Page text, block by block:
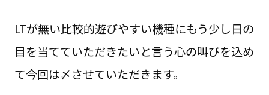
LTが無い比較的遊びやすい機種にもう少し日の
目を当てていただきたいと言う心の叫びを込め
て今回は〆させていただきます。